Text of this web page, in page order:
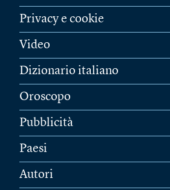
Privacy e cookie
Video
Dizionario italiano
Oroscopo
Pubblicità
Paesi
Autori